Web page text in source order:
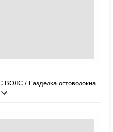
ВОЛС / Разделка оптоволокна